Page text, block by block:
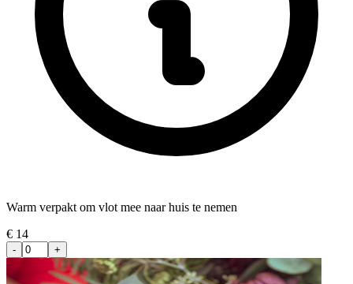
Warm verpakt om vlot mee naar huis te nemen
€ 14
- +